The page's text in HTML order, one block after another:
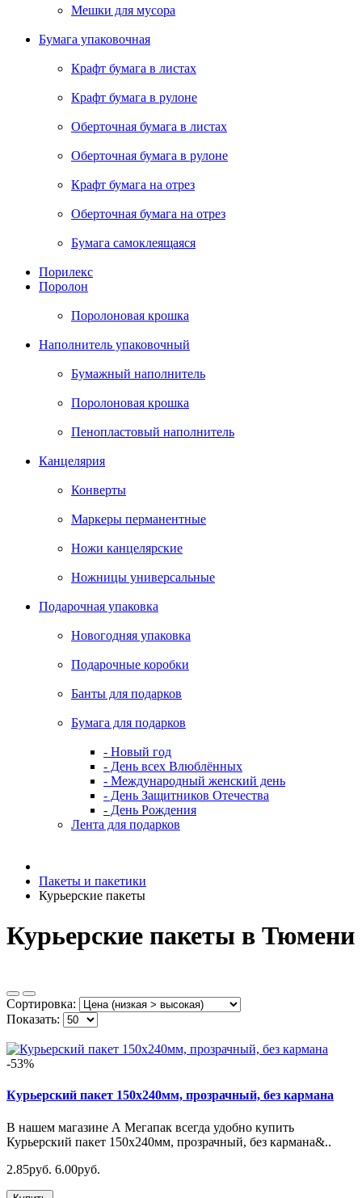
Мешки для мусора
Бумага упаковочная
Крафт бумага в листах
Крафт бумага в рулоне
Оберточная бумага в листах
Оберточная бумага в рулоне
Крафт бумага на отрез
Оберточная бумага на отрез
Бумага самоклеящаяся
Порилекс
Поролон
Поролоновая крошка
Наполнитель упаковочный
Бумажный наполнитель
Поролоновая крошка
Пенопластовый наполнитель
Канцелярия
Конверты
Маркеры перманентные
Ножи канцелярские
Ножницы универсальные
Подарочная упаковка
Новогодняя упаковка
Подарочные коробки
Банты для подарков
Бумага для подарков
- Новый год
- День всех Влюблённых
- Международный женский день
- День Защитников Отечества
- День Рождения
Лента для подарков
Пакеты и пакетики
Курьерские пакеты
Курьерские пакеты в Тюмени
Сортировка:
Показать:
-53%
Курьерский пакет 150х240мм, прозрачный, без кармана
В нашем магазине А Мегапак всегда удобно купить
Курьерский пакет 150х240мм, прозрачный, без кармана&..
2.85руб. 6.00руб.